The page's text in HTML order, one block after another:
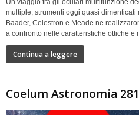
Un viaggio tra gli oculari multifunzione
multiple, strumenti oggi quasi dimenticati
Baader, Celestron e Meade ne
a confronto nelle caratteristiche ottiche e
Continua a leggere
Coelum Astronomia